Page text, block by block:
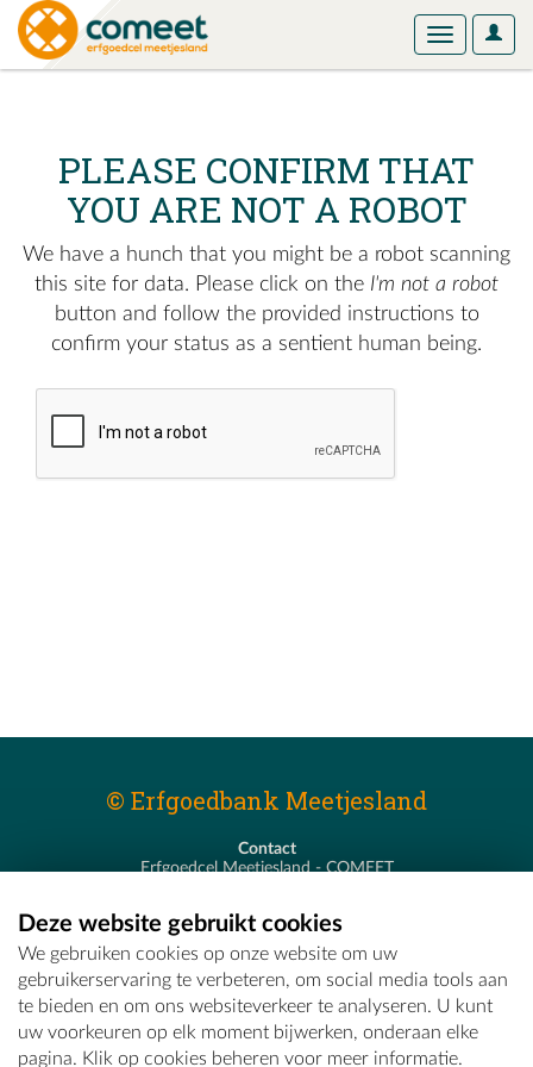
User
Toggle
PLEASE CONFIRM THAT
YOU ARE NOT A ROBOT
We have a hunch that you might be a robot scanning
this site for data. Please click on the I'm not a robot
button and follow the provided instructions to
confirm your status as a sentient human being.
© Erfgoedbank Meetjesland
Contact
Erfgoedcel Meetjesland - COMEET
T - 09 373 75 96
E -erfgoedcel@comeet.be
Deze website gebruikt cookies
We gebruiken cookies op onze website om uw
gebruikerservaring te verbeteren, om social media tools aan
te bieden en om ons websiteverkeer te analyseren. U kunt
uw voorkeuren op elk moment bijwerken, onderaan elke
pagina. Klik op cookies beheren voor meer informatie.